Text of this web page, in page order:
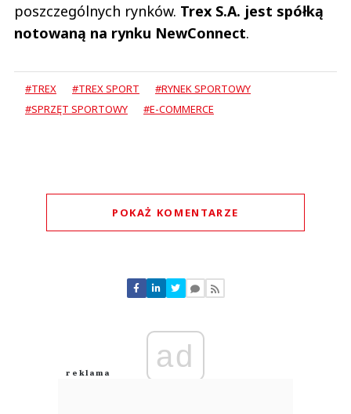
poszczególnych rynków. Trex S.A. jest spółką
notowaną na rynku NewConnect.
#TREX #TREX SPORT
#RYNEK SPORTOWY
#SPRZĘT SPORTOWY
#E-COMMERCE
POKAŻ KOMENTARZE
Nie znaleziono komentarzy
Zostaw swoje komentarze
Anuluj
ad